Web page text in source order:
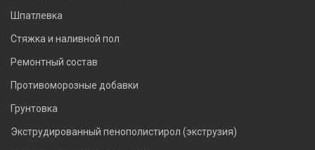
Шпатлевка
Стяжка и наливной пол
Ремонтный состав
Противоморозные добавки
Грунтовка
Экструдированный пенополистирол (экструзия)